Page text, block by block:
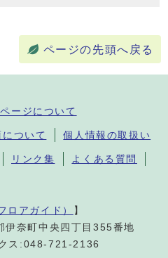
ページの先頭へ戻る
ージについて
ついて 個人情報の取扱い
リンク集 よくある質問
ロアガイド） 】
奈町中央四丁目355番地
ス:048-721-2136